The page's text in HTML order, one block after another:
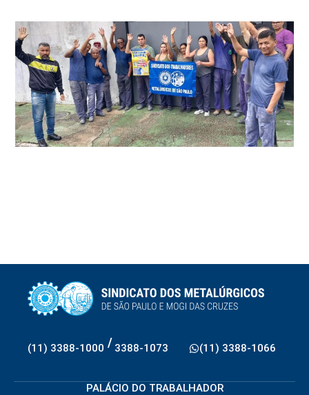
(11) 3388-1000 / 3388-1073 (11) 3388-1066
PALÁCIO DO TRABALHADOR